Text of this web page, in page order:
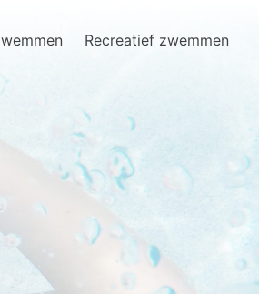
Recreatief zwemmen
for: